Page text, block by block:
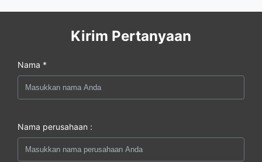
Kirim Pertanyaan
Nama *
Nama perusahaan :